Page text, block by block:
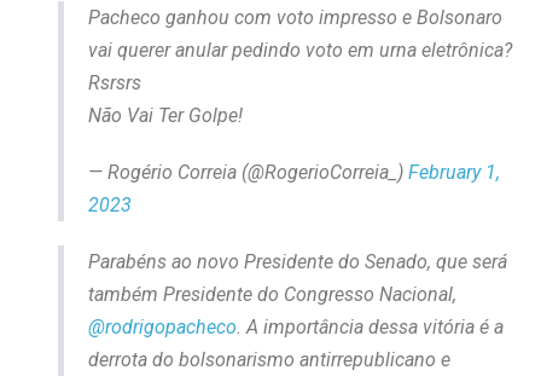
Pacheco ganhou com voto impresso e Bolsonaro
vai querer anular pedindo voto em urna eletrônica?
Rsrsrs
Não Vai Ter Golpe!
— Rogério Correia (@RogerioCorreia_) February 1,
2023
Parabéns ao novo Presidente do Senado, que será
também Presidente do Congresso Nacional,
@rodrigopacheco . A importância dessa vitória é a
derrota do bolsonarismo antirrepublicano e